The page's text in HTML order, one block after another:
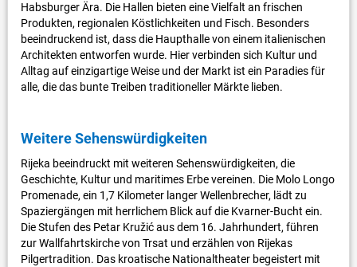
Habsburger Ära. Die Hallen bieten eine Vielfalt an frischen
Produkten, regionalen Köstlichkeiten und Fisch. Besonders
beeindruckend ist, dass die Haupthalle von einem italienischen
Architekten entworfen wurde. Hier verbinden sich Kultur und
Alltag auf einzigartige Weise und der Markt ist ein Paradies für
alle, die das bunte Treiben traditioneller Märkte lieben.
Weitere Sehenswürdigkeiten
Rijeka beeindruckt mit weiteren Sehenswürdigkeiten, die
Geschichte, Kultur und maritimes Erbe vereinen. Die Molo Longo
Promenade, ein 1,7 Kilometer langer Wellenbrecher, lädt zu
Spaziergängen mit herrlichem Blick auf die Kvarner-Bucht ein.
Die Stufen des Petar Kružić aus dem 16. Jahrhundert, führen
zur Wallfahrtskirche von Trsat und erzählen von Rijekas
Pilgertradition. Das kroatische Nationaltheater begeistert mit